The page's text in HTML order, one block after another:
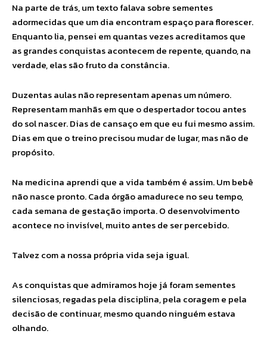
Na parte de trás, um texto falava sobre sementes
adormecidas que um dia encontram espaço para florescer.
Enquanto lia, pensei em quantas vezes acreditamos que
as grandes conquistas acontecem de repente, quando, na
verdade, elas são fruto da constância.
Duzentas aulas não representam apenas um número.
Representam manhãs em que o despertador tocou antes
do sol nascer. Dias de cansaço em que eu fui mesmo assim.
Dias em que o treino precisou mudar de lugar, mas não de
propósito.
Na medicina aprendi que a vida também é assim. Um bebê
não nasce pronto. Cada órgão amadurece no seu tempo,
cada semana de gestação importa. O desenvolvimento
acontece no invisível, muito antes de ser percebido.
Talvez com a nossa própria vida seja igual.
As conquistas que admiramos hoje já foram sementes
silenciosas, regadas pela disciplina, pela coragem e pela
decisão de continuar, mesmo quando ninguém estava
olhando.